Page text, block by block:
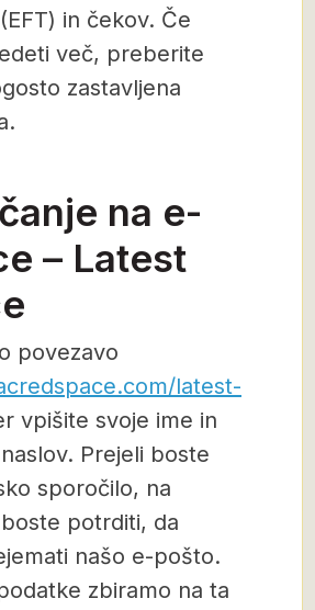
in čekov. Če
več, preberite
zastavljena
na e-
– Latest
povezavo
latest-
vpišite svoje ime in
Prejeli boste
sporočilo, na
potrditi, da
našo e-pošto.
zbiramo na ta